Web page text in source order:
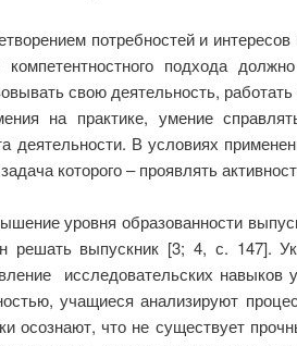
потребностей и
подхода
свою деятельность,
на практике, умение
В условиях
которого – проявлять
уровня образованности
решать выпускник [3; 4, с. 147].
исследовательских
учащиеся анализируют
что не существует